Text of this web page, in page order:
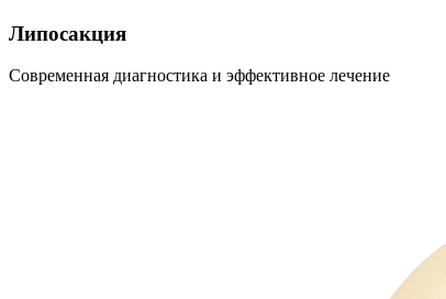
Липосакция
Современная диагностика и эффективное лечение